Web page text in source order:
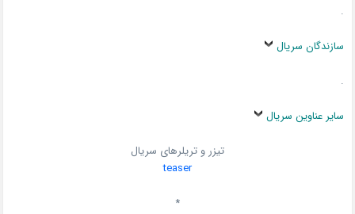
.
سازندگان سریال
.
سایر عناوین سریال
تیزر و تریلرهای سریال
teaser
*